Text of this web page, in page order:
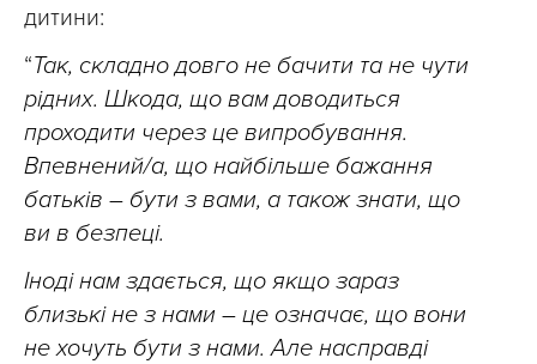
дитини:
“Так, складно довго не бачити та не чути
рідних. Шкода, що вам доводиться
проходити через це випробування.
Впевнений/а, що найбільше бажання
батьків – бути з вами, а також знати, що
ви в безпеці.
Іноді нам здається, що якщо зараз
близькі не з нами – це означає, що вони
не хочуть бути з нами. Але насправді